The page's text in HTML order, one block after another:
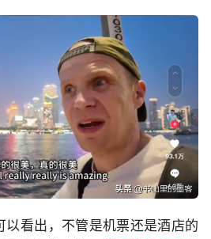
以看出，不管是机票还是酒店的